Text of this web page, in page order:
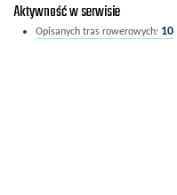
Aktywność w serwisie
Opisanych tras rowerowych: 10